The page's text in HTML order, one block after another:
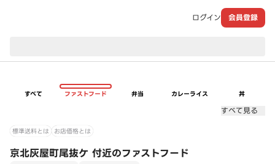
ログイン 会員登録
すべて ファストフード 弁当 カレーライス 丼
すべて見る
標準送料とは お店価格とは
京北灰屋町尾抜ケ 付近のファストフード